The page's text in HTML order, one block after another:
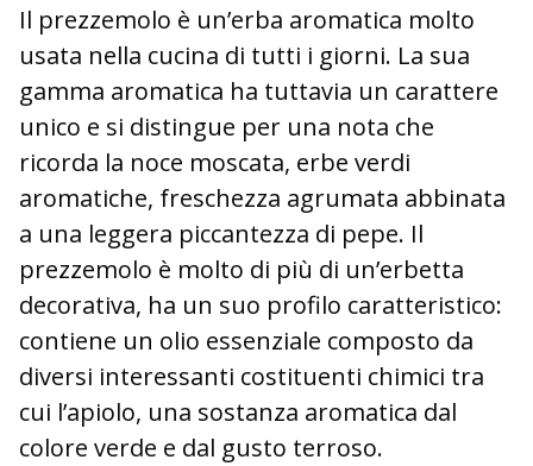
Il prezzemolo è un’erba aromatica molto
usata nella cucina di tutti i giorni. La sua
gamma aromatica ha tuttavia un carattere
unico e si distingue per una nota che
ricorda la noce moscata, erbe verdi
aromatiche, freschezza agrumata abbinata
a una leggera piccantezza di pepe. Il
prezzemolo è molto di più di un’erbetta
decorativa, ha un suo profilo caratteristico:
contiene un olio essenziale composto da
diversi interessanti costituenti chimici tra
cui l’apiolo, una sostanza aromatica dal
colore verde e dal gusto terroso.